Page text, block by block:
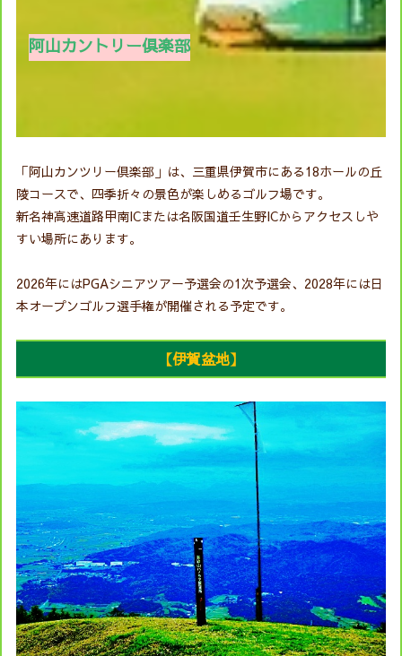
阿山カントリー倶楽部
「阿山カンツリー倶楽部」は、三重県伊賀市にある18ホールの丘
陵コースで、四季折々の景色が楽しめるゴルフ場です。
新名神高速道路甲南ICまたは名阪国道壬生野ICからアクセスしや
すい場所にあります。
2026年にはPGAシニアツアー予選会の1次予選会、2028年には日
本オープンゴルフ選手権が開催される予定です。
【伊賀盆地】